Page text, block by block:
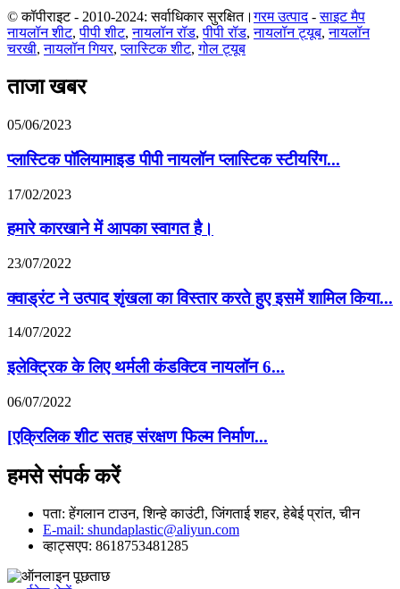
© कॉपीराइट - 2010-2024: सर्वाधिकार सुरक्षित।गरम उत्पाद-साइट मैप
नायलॉन शीट,पीपी शीट,नायलॉन रॉड,पीपी रॉड,नायलॉन ट्यूब,नायलॉन
चरखी,नायलॉन गियर,प्लास्टिक शीट,गोल ट्यूब
ताजा खबर
05/06/2023
प्लास्टिक पॉलियामाइड पीपी नायलॉन प्लास्टिक स्टीयरिंग...
17/02/2023
हमारे कारखाने में आपका स्वागत है।
23/07/2022
क्वाड्रंट ने उत्पाद शृंखला का विस्तार करते हुए इसमें शामिल किया...
14/07/2022
इलेक्ट्रिक के लिए थर्मली कंडक्टिव नायलॉन 6...
06/07/2022
[एक्रिलिक शीट सतह संरक्षण फिल्म निर्माण...
हमसे संपर्क करें
पता: हेंगलान टाउन, शिन्हे काउंटी, जिंगताई शहर, हेबेई प्रांत, चीन
E-mail: shundaplastic@aliyun.com
व्हाट्सएप: 8618753481285